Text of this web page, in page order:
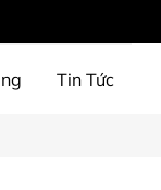
Tin Tức